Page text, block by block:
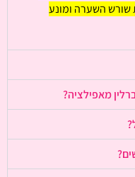
שורש השערה ומונע